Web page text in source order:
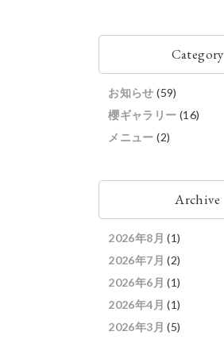
Category
お知らせ (59)
櫻ギャラリー (16)
メニュー (2)
Archive
2026年8月 (1)
2026年7月 (2)
2026年6月 (1)
2026年4月 (1)
2026年3月 (5)